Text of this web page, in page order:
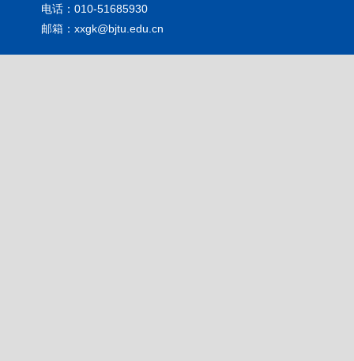
电话：010-51685930
邮箱：xxgk@bjtu.edu.cn